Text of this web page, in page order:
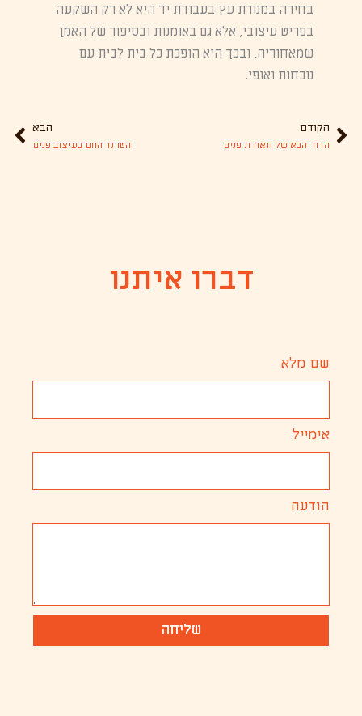
בחירה במנורת עץ בעבודת יד היא לא רק השקעה
בפריט עיצובי, אלא גם באומנות ובסיפור של האמן
שמאחוריה, ובכך היא הופכת כל בית לבית עם
נוכחות ואופי.
הקודם
הדור הבא של תאורת פנים
הבא
הטרנד החם בעיצוב פנים
הבא
דברו איתנו
שם מלא
אימייל
הודעה
שליחה